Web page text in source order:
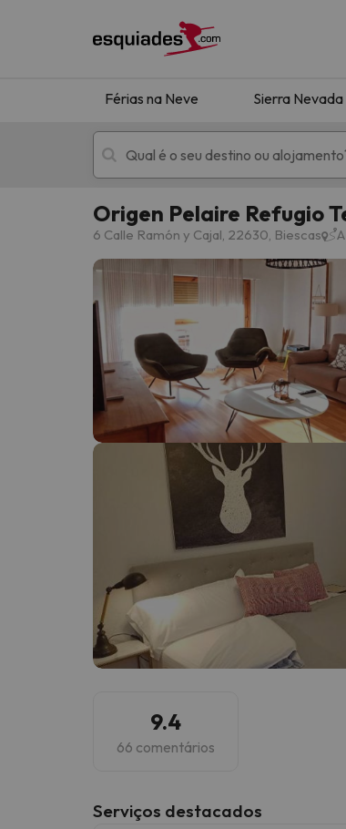
Férias na Neve Sierra Nevada
Férias na neve Hotéis
Oops, não encontramos nenhum
Bem, parece que o nosso Seeker
Origen Pelaire Refugio
6 Calle Ramón y Cajal, 22630, Biescas
9.4
66 comentários
Serviços destacados